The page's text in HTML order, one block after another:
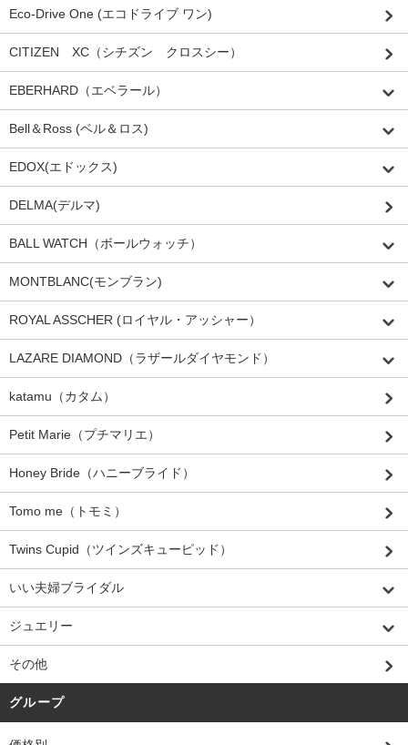
Eco-Drive One (エコドライブ ワン)
CITIZEN XC（シチズン クロスシー）
EBERHARD（エベラール）
Bell＆Ross (ベル＆ロス)
EDOX(エドックス)
DELMA(デルマ)
BALL WATCH（ボールウォッチ）
MONTBLANC(モンブラン)
ROYAL ASSCHER (ロイヤル・アッシャー）
LAZARE DIAMOND（ラザールダイヤモンド）
katamu（カタム）
Petit Marie（プチマリエ）
Honey Bride（ハニーブライド）
Tomo me（トモミ）
Twins Cupid（ツインズキューピッド）
いい夫婦ブライダル
ジュエリー
その他
グループ